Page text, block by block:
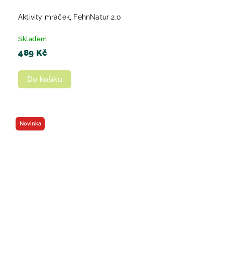
Aktivity mráček, FehnNatur 2.0
Skladem
489 Kč
Do košíku
Novinka